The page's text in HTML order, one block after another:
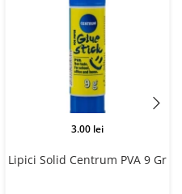
Lipici Solid Centrum PVA 9 Gr
3.00 lei